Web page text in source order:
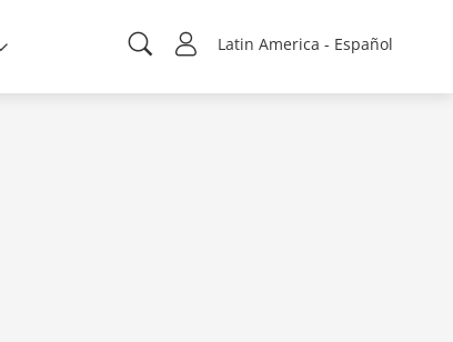
Latin America - Español